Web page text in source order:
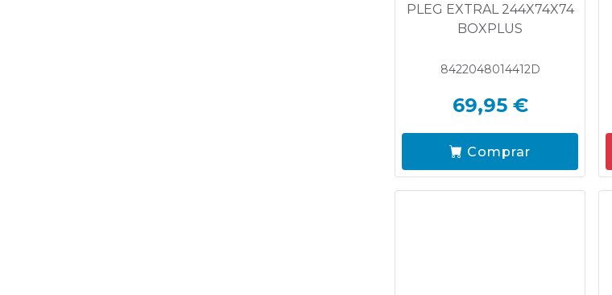
PLEG EXTRAL 244X74X74
BOXPLUS
8422048014412D
69,95 €
Comprar